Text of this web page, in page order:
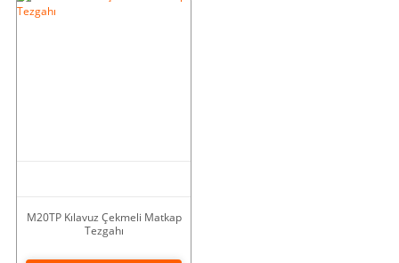
M20TP Kılavuz Çekmeli Matkap
Tezgahı